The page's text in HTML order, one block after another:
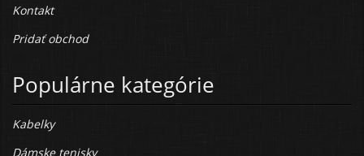
Kontakt
Pridať obchod
Populárne kategórie
Kabelky
Dámske tenisky